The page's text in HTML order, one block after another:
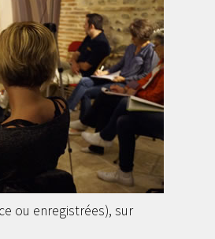
ou enregistrées), sur